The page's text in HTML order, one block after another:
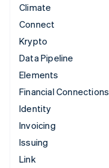
Climate
Connect
Krypto
Data Pipeline
Elements
Financial Connections
Identity
Invoicing
Issuing
Link